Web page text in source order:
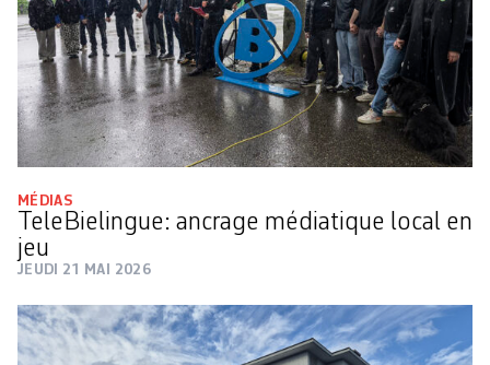
MÉDIAS
TeleBielingue: ancrage médiatique local en
jeu
JEUDI 21 MAI 2026